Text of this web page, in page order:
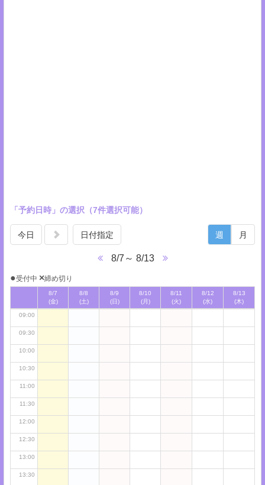
「予約日時」の選択（7件選択可能）
今日 日付指定
8/7～ 8/13
週 月
●受付中 ×締め切り
8/7
(金)
8/8
(土)
8/9
(日)
8/10
(月)
8/11
(火)
8/12
(水)
8/13
(木)
06:00
06:30
07:00
08:00
09:00
09:30
10:00
10:30
11:00
11:30
12:00
12:30
13:00
13:30